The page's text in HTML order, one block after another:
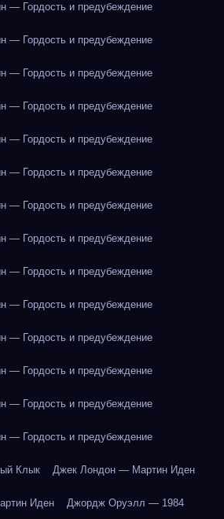
— Гордость и предубеждение
— Гордость и предубеждение
— Гордость и предубеждение
— Гордость и предубеждение
— Гордость и предубеждение
— Гордость и предубеждение
— Гордость и предубеждение
— Гордость и предубеждение
— Гордость и предубеждение
— Гордость и предубеждение
— Гордость и предубеждение
— Гордость и предубеждение
— Гордость и предубеждение
— Гордость и предубеждение
Клык Джек Лондон — Мартин Иден
Иден Джордж Оруэлл — 1984